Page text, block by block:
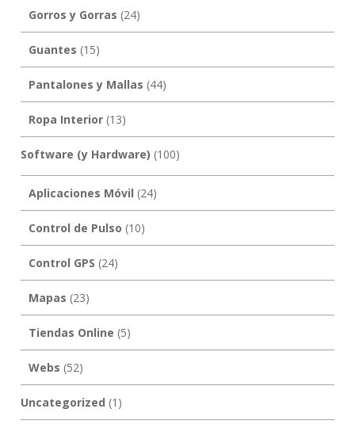
Gorros y Gorras (24)
Guantes (15)
Pantalones y Mallas (44)
Ropa Interior(13)
Software (y Hardware) (100)
Aplicaciones Móvil (24)
Control de Pulso (10)
Control GPS (24)
Mapas (23)
Tiendas Online (5)
Webs (52)
Uncategorized (1)